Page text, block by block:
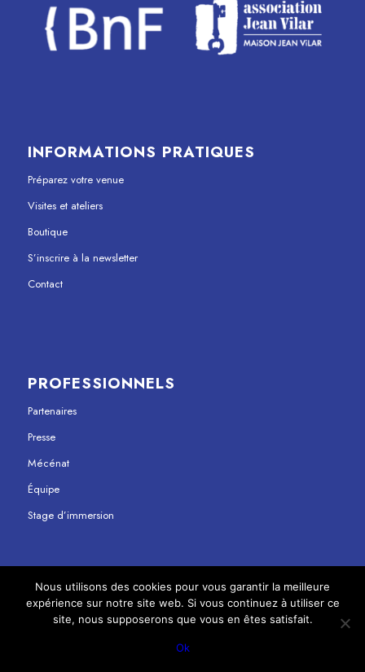
INFORMATIONS PRATIQUES
Préparez votre venue
Visites et ateliers
Boutique
S’inscrire à la newsletter
Contact
PROFESSIONNELS
Partenaires
Presse
Mécénat
Équipe
Stage d’immersion
© Copyright - Maison Jean Vilar 2023
Nous utilisons des cookies pour vous garantir la meilleure
expérience sur notre site web. Si vous continuez à utiliser ce
site, nous supposerons que vous en êtes satisfait.
Ok